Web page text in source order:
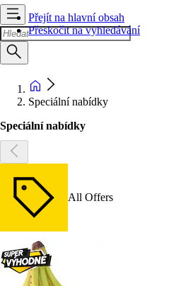
Přejít na hlavní obsah
Přeskočit na vyhledávání
Speciální nabídky
Speciální nabídky
All Offers